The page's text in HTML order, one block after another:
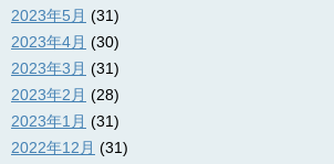
2023年5月 (31)
2023年4月 (30)
2023年3月 (31)
2023年2月 (28)
2023年1月 (31)
2022年12月 (31)